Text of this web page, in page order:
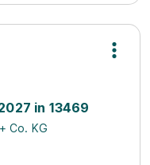
in 13469
Co. KG